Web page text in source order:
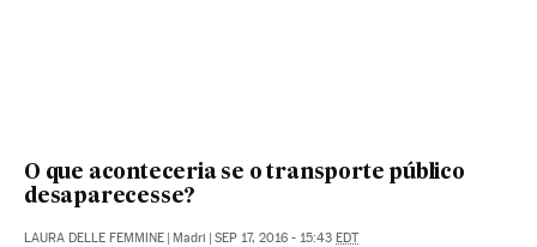
O que aconteceria se o transporte público
desaparecesse?
LAURA DELLE FEMMINE | Madri | SEP 17, 2016 - 15:43 EDT